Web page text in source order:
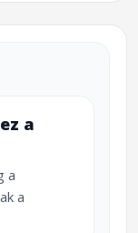
a
a
a